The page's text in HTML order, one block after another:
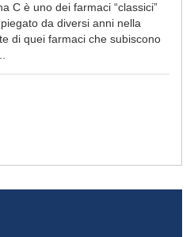
C è uno dei farmaci “classici”
da diversi anni nella
di quei farmaci che subiscono